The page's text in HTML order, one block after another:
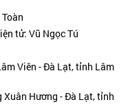
tử: Vũ Ngọc Tú
Viên - Đà Lạt, tỉnh Lâm
Xuân Hương - Đà Lạt, tỉnh